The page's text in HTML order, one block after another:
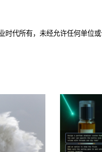
时代所有，未经允许任何单位